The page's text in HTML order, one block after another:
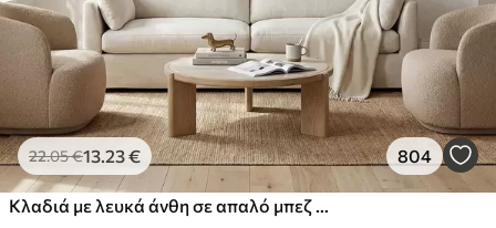
22.05€13 .23€ 804